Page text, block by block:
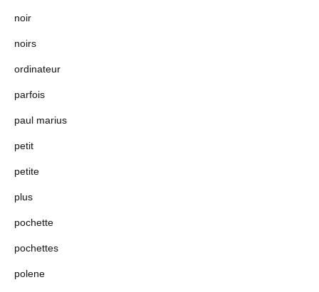
noir
noirs
ordinateur
parfois
paul marius
petit
petite
plus
pochette
pochettes
polene